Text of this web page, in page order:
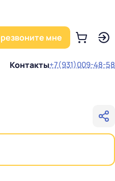
мне
Контакты+7(931)009-48-58